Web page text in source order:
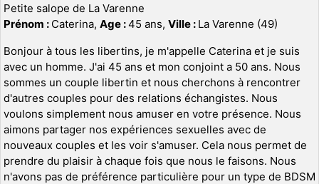
Petite salope de La Varenne
Prénom : Caterina, Age :45 ans, Ville : La Varenne (49)
Bonjour à tous les libertins, je m'appelle Caterina et je suis
avec un homme. J'ai 45 ans et mon conjoint a 50 ans. Nous
sommes un couple libertin et nous cherchons à rencontrer
d'autres couples pour des relations échangistes. Nous
voulons simplement nous amuser en votre présence. Nous
aimons partager nos expériences sexuelles avec de
nouveaux couples et les voir s'amuser. Cela nous permet de
prendre du plaisir à chaque fois que nous le faisons. Nous
n'avons pas de préférence particulière pour un type de BDSM